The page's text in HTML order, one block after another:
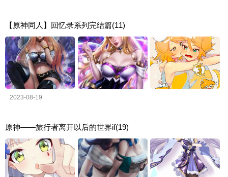
【原神同人】回忆录系列完结篇(11)
2023-08-19
原神——旅行者离开以后的世界if(19)